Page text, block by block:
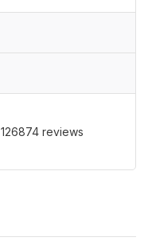
126874 reviews